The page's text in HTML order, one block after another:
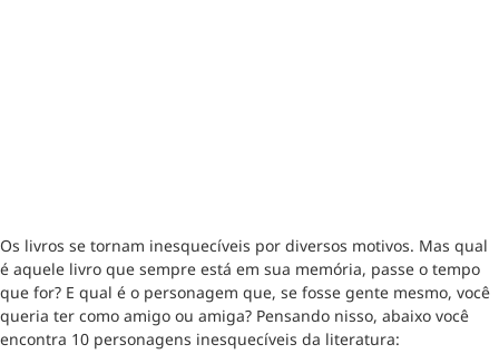
Os livros se tornam inesquecíveis por diversos motivos. Mas qual
é aquele livro que sempre está em sua memória, passe o tempo
que for? E qual é o personagem que, se fosse gente mesmo, você
queria ter como amigo ou amiga? Pensando nisso, abaixo você
encontra 10 personagens inesquecíveis da literatura: